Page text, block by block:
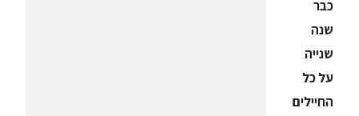
כבר
שנה
שנייה
על כל
החיילים